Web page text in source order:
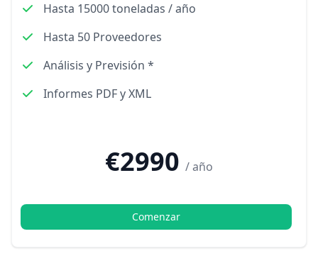
Hasta 15000 toneladas / año
Hasta 50 Proveedores
Análisis y Previsión *
Informes PDF y XML
€2990 / año
Comenzar